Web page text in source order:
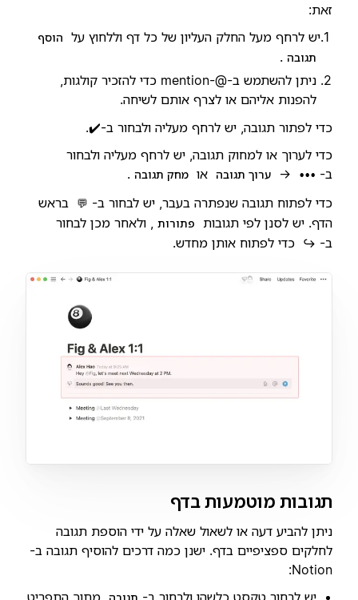
זאת:
יש לרחף מעל החלק העליון של כל דף וללחוץ על
הוסף
תגובה .
ניתן להשתמש ב-@-mention כדי להזכיר קולגות,
להפנות אליהם או לצרף אותם לשיחה.
כדי לפתור תגובה, יש לרחף מעליה ולבחור ב-✔️.
כדי לערוך או למחוק תגובה, יש לרחף מעליה ולבחור
ב- •••
→ ערוך תגובה או מחק תגובה .
כדי לפתוח תגובה שנפתרה בעבר, יש לבחור ב- 💬
בראש
הדף. יש לסנן לפי תגובות
פתורות
, ולאחר מכן לבחור
ב- ↪️ כדי לפתוח אותן מחדש.
תגובות מוטמעות בדף
ניתן להביע דעה או לשאול שאלה על ידי הוספת תגובה
לחלקים ספציפיים בדף. ישנן כמה דרכים להוסיף תגובה ב-
Notion:
תגובה